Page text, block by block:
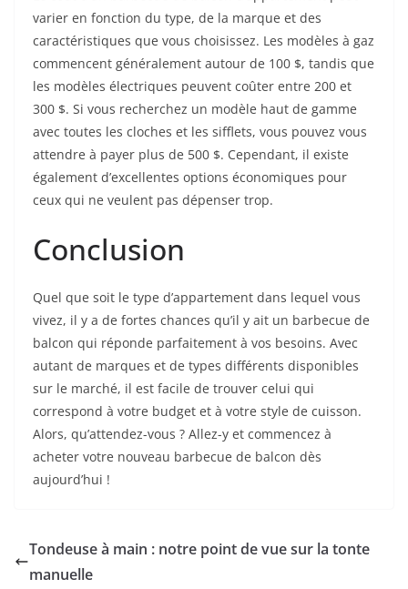
varier en fonction du type, de la marque et des
caractéristiques que vous choisissez. Les modèles à gaz
commencent généralement autour de 100 $, tandis que
les modèles électriques peuvent coûter entre 200 et
300 $. Si vous recherchez un modèle haut de gamme
avec toutes les cloches et les sifflets, vous pouvez vous
attendre à payer plus de 500 $. Cependant, il existe
également d’excellentes options économiques pour
ceux qui ne veulent pas dépenser trop.
Conclusion
Quel que soit le type d’appartement dans lequel vous
vivez, il y a de fortes chances qu’il y ait un barbecue de
balcon qui réponde parfaitement à vos besoins. Avec
autant de marques et de types différents disponibles
sur le marché, il est facile de trouver celui qui
correspond à votre budget et à votre style de cuisson.
Alors, qu’attendez-vous ? Allez-y et commencez à
acheter votre nouveau barbecue de balcon dès
aujourd’hui !
Tondeuse à main : notre point de vue sur la tonte
manuelle